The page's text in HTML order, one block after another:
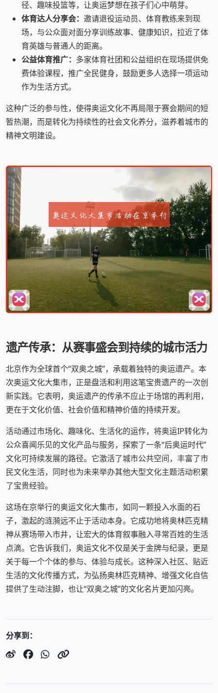
径、趣味投篮等，让奥运梦想在孩子们心中萌芽。
体育达人分享会： 邀请退役运动员、体育教练来到现
场，与公众面对面分享训练故事、健康知识，拉近了体
育英雄与普通人的距离。
公益体育推广： 多家体育社团和公益组织在现场提供免
费体验课程，推广全民健身，鼓励更多人选择一项运动
作为生活方式。
这种广泛的参与性，使得奥运文化不再局限于赛会期间的短
暂热潮，而是转化为持续性的社会文化养分，滋养着城市的
精神文明建设。
遗产传承：从赛事盛会到持续的城市活力
北京作为全球首个“双奥之城”，承载着独特的奥运遗产。本
次奥运文化大集市，正是盘活和利用这笔宝贵遗产的一次创
新实践。它表明，奥运遗产的传承不应止于场馆的再利用，
更在于文化价值、社会价值和精神价值的持续开发。
活动通过市场化、趣味化、生活化的运作，将奥运IP转化为
公众喜闻乐见的文化产品与服务，探索了一条“后奥运时代”
文化可持续发展的路径。它激活了城市公共空间，丰富了市
民文化生活，同时也为未来举办其他大型文化主题活动积累
了宝贵经验。
这场在京举行的奥运文化大集市，如同一颗投入水面的石
子，激起的涟漪远不止于活动本身。它成功地将奥林匹克精
神从赛场带入市井，让宏大的体育叙事融入寻常百姓的生活
点滴。它告诉我们，奥运文化不仅是关于金牌与纪录，更是
关于每一个个体的参与、体验与成长。这种深入社区、贴近
生活的文化传播方式，为弘扬奥林匹克精神、增强文化自信
提供了生动注脚，也让“双奥之城”的文化名片更加闪亮。
分享到：